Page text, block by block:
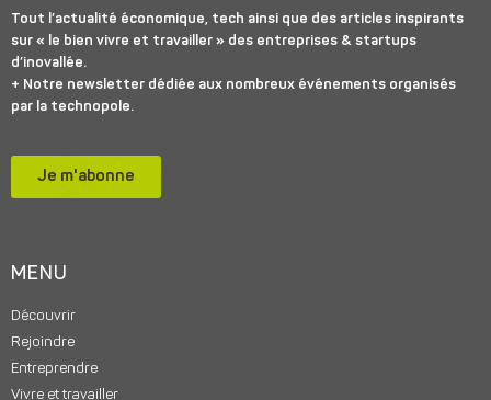
Tout l’actualité économique, tech ainsi que des articles inspirants
sur « le bien vivre et travailler » des entreprises & startups
d’inovallée.
+ Notre newsletter dédiée aux nombreux événements organisés
par la technopole.
Je m'abonne
MENU
Découvrir
Rejoindre
Entreprendre
Vivre et travailler